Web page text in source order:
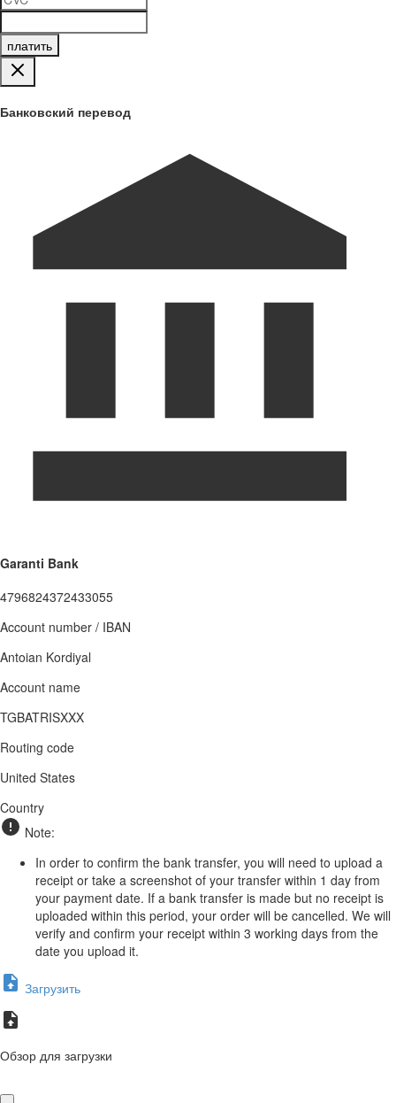
платить
Банковский перевод
Garanti Bank
4796824372433055
Account number / IBAN
Antoian Kordiyal
Account name
TGBATRISXXX
Routing code
United States
Country
Note:
In order to confirm the bank transfer, you will need to upload a
receipt or take a screenshot of your transfer within 1 day from
your payment date. If a bank transfer is made but no receipt is
uploaded within this period, your order will be cancelled. We will
verify and confirm your receipt within 3 working days from the
date you upload it.
Загрузить
Обзор для загрузки